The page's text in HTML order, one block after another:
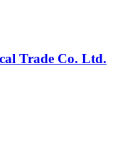
Trade Co. Ltd.